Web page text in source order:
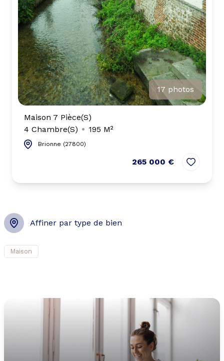
17 photos
Maison 7 Pièce(s)
4 Chambre(s)
195 M²
Brionne (27800)
265 000 €
Affiner par type de bien
Maison